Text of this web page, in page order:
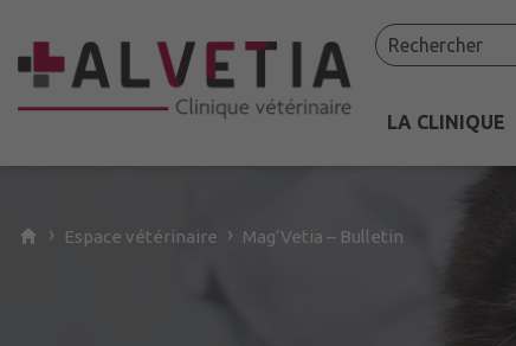
Recherche sur le site
LA CLINIQUE
› Espace vétérinaire › Mag’Vetia – Bulletin